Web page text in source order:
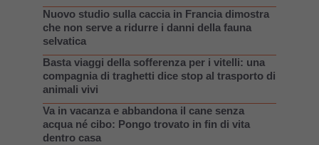
Nuovo studio sulla caccia in Francia dimostra
che non serve a ridurre i danni della fauna
selvatica
Basta viaggi della sofferenza per i vitelli: una
compagnia di traghetti dice stop al trasporto di
animali vivi
Va in vacanza e abbandona il cane senza
acqua né cibo: Pongo trovato in fin di vita
dentro casa